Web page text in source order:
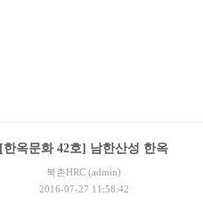
[한옥문화 42호] 남한산성 한옥
북촌HRC (admin)
2016-07-27 11:58:42